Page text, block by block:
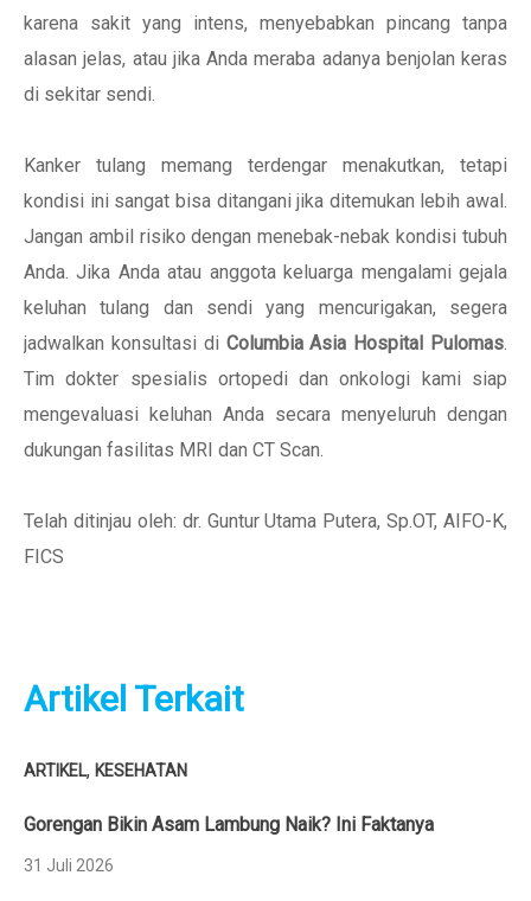
karena sakit yang intens, menyebabkan pincang tanpa
alasan jelas, atau jika Anda meraba adanya benjolan keras
di sekitar sendi.
Kanker tulang memang terdengar menakutkan, tetapi
kondisi ini sangat bisa ditangani jika ditemukan lebih awal.
Jangan ambil risiko dengan menebak-nebak kondisi tubuh
Anda. Jika Anda atau anggota keluarga mengalami gejala
keluhan tulang dan sendi yang mencurigakan, segera
jadwalkan konsultasi di Columbia Asia Hospital Pulomas.
Tim dokter spesialis ortopedi dan onkologi kami siap
mengevaluasi keluhan Anda secara menyeluruh dengan
dukungan fasilitas MRI dan CT Scan.
Telah ditinjau oleh: dr. Guntur Utama Putera, Sp.OT, AIFO-K,
FICS
Artikel Terkait
ARTIKEL, KESEHATAN
Gorengan Bikin Asam Lambung Naik? Ini Faktanya
31 Juli 2026